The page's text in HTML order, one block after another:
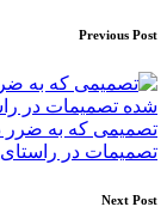
Post
navigation
Previous Post
تصمیمی که به ضرر
تصمیمات در
Next Post